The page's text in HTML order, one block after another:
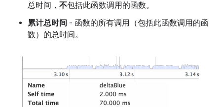
总时间， 不包括此函数调用的函数。
累计总时间 - 函数的所有调用（包括此函数调用的函
数）的总时间。